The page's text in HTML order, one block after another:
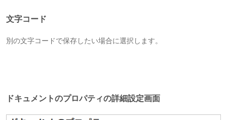
文字コード
別の文字コードで保存したい場合に選択します。
ドキュメントのプロパティの詳細設定画面